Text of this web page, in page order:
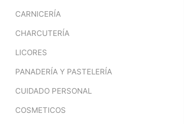
CARNICERÍA
CHARCUTERÍA
LICORES
PANADERÍA Y PASTELERÍA
CUIDADO PERSONAL
COSMETICOS